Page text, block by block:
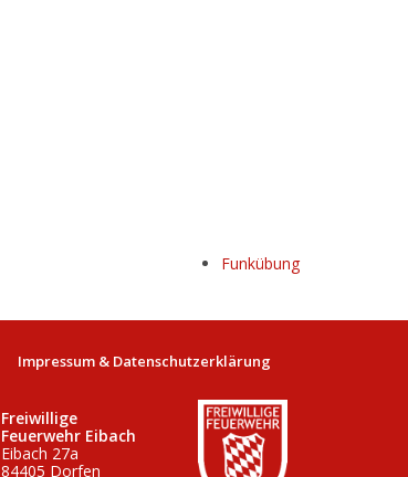
Funkübung
Impressum & Datenschutzerklärung
Freiwillige
Feuerwehr Eibach
Eibach 27a
84405 Dorfen